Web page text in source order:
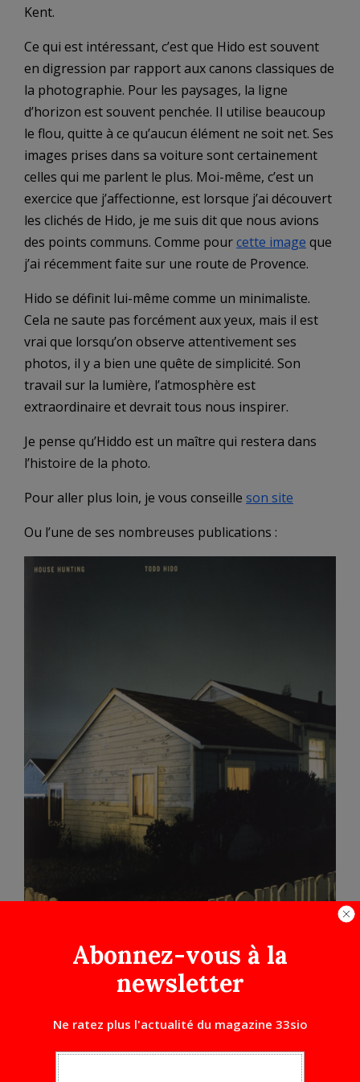
Kent.
Ce qui est intéressant, c’est que Hido est souvent
en digression par rapport aux canons classiques de
la photographie. Pour les paysages, la ligne
d’horizon est souvent penchée. Il utilise beaucoup
le flou, quitte à ce qu’aucun élément ne soit net. Ses
images prises dans sa voiture sont certainement
celles qui me parlent le plus. Moi-même, c’est un
exercice que j’affectionne, est lorsque j’ai découvert
les clichés de Hido, je me suis dit que nous avions
des points communs. Comme pourcette image que
j’ai récemment faite sur une route de Provence.
Hido se définit lui-même comme un minimaliste.
Cela ne saute pas forcément aux yeux, mais il est
vrai que lorsqu’on observe attentivement ses
photos, il y a bien une quête de simplicité. Son
travail sur la lumière, l’atmosphère est
extraordinaire et devrait tous nous inspirer.
Je pense qu’Hiddo est un maître qui restera dans
l’histoire de la photo.
Pour aller plus loin, je vous conseille son site
Ou l’une de ses nombreuses publications :
Abonnez-vous à la
newsletter
Ne ratez plus l'actualité du magazine 33sio